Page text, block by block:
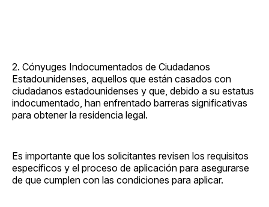
2. Cónyuges Indocumentados de Ciudadanos
Estadounidenses, aquellos que están casados con
ciudadanos estadounidenses y que, debido a su estatus
indocumentado, han enfrentado barreras significativas
para obtener la residencia legal.
Es importante que los solicitantes revisen los requisitos
específicos y el proceso de aplicación para asegurarse
de que cumplen con las condiciones para aplicar.